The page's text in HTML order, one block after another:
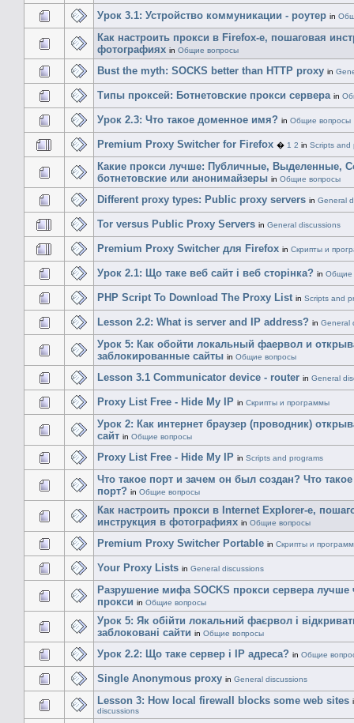
Урок 3.1: Устройство коммуникации - роутер in
Как настроить прокси в Firefox-е, пошаговая
фотографиях in Общие вопросы
Bust the myth: SOCKS better than HTTP proxy in
Типы проксей: Ботнетовские прокси сервера in
Урок 2.3: Что такое доменное имя? in Общие вопросы
Premium Proxy Switcher for Firefox � 1 2 in Scripts and
Какие прокси лучше: Публичные, Выделенные,
ботнетовские или анонимайзеры in Общие вопросы
Different proxy types: Public proxy servers in General
Tor versus Public Proxy Servers in General discussions
Premium Proxy Switcher для Firefox in Скрипты и
Урок 2.1: Що таке веб сайт і веб сторінка? in Общие
PHP Script To Download The Proxy List in Scripts and
Lesson 2.2: What is server and IP address? in General
Урок 5: Как обойти локальный фаервол и
заблокированные сайты in Общие вопросы
Lesson 3.1 Communicator device - router in General
Proxy List Free - Hide My IP in Скрипты и программы
Урок 2: Как интернет браузер (проводник)
сайт in Общие вопросы
Proxy List Free - Hide My IP in Scripts and programs
Что такое порт и зачем он был создан? Что
порт? in Общие вопросы
Как настроить прокси в Internet Explorer-е,
инструкция в фотографиях in Общие вопросы
Premium Proxy Switcher Portable in Скрипты и
Your Proxy Lists in General discussions
Разрушение мифа SOCKS прокси сервера лучше
прокси in Общие вопросы
Урок 5: Як обійти локальний фаєрвол і
заблоковані сайти in Общие вопросы
Урок 2.2: Що таке сервер і IP адреса? in Общие
Single Anonymous proxy in General discussions
Lesson 3: How local firewall blocks some web sites
discussions